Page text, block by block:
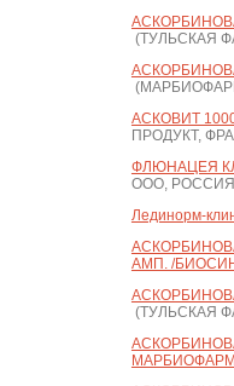
(ТУЛЬСКАЯ
АСКОВИТ
ПРОДУКТ,
ФЛЮНАЦЕЯ
ООО,
Лединорм-
АМП. /
(ТУЛЬСКАЯ